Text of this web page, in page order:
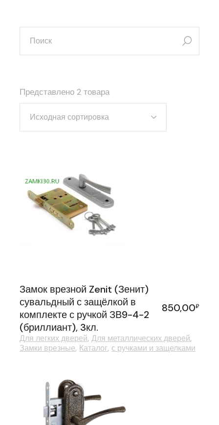
искать:
Представлено 2 товара
Исходная сортировка
Замок врезной Zenit (Зенит)
сувальдный с защёлкой в
комплекте с ручкой ЗВ9-4-2
(бриллиант), 3кл.
850,00₽
Для легких дверей Для металлических дверей
Замки врезные Каталог с ручками и защелками